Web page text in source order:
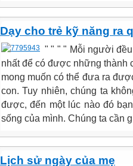
Dạy cho trẻ kỹ năng ra
" " " " Mỗi người
nhất để có được những thành
mong muốn có thể đưa ra
con. Tuy nhiên, chúng ta
được, đến một lúc nào đó
sống của mình. Chúng ta cần
Lịch sử ngày của mẹ